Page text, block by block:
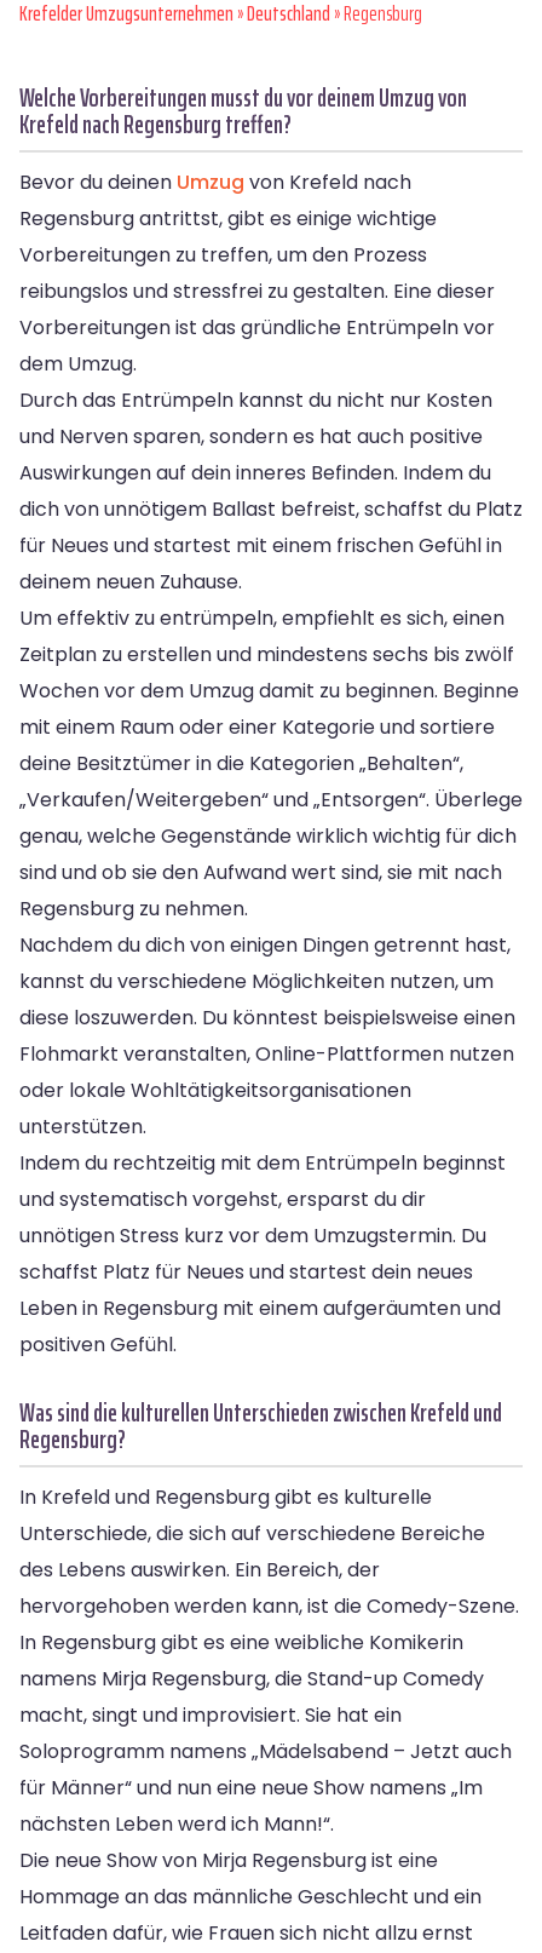
Krefelder Umzugsunternehmen»Deutschland» Regensburg
Welche Vorbereitungen musst du vor deinem Umzug von
Krefeld nach Regensburg treffen?
Bevor du deinen Umzug von Krefeld nach
Regensburg antrittst, gibt es einige wichtige
Vorbereitungen zu treffen, um den Prozess
reibungslos und stressfrei zu gestalten. Eine dieser
Vorbereitungen ist das gründliche Entrümpeln vor
dem Umzug.
Durch das Entrümpeln kannst du nicht nur Kosten
und Nerven sparen, sondern es hat auch positive
Auswirkungen auf dein inneres Befinden. Indem du
dich von unnötigem Ballast befreist, schaffst du Platz
für Neues und startest mit einem frischen Gefühl in
deinem neuen Zuhause.
Um effektiv zu entrümpeln, empfiehlt es sich, einen
Zeitplan zu erstellen und mindestens sechs bis zwölf
Wochen vor dem Umzug damit zu beginnen. Beginne
mit einem Raum oder einer Kategorie und sortiere
deine Besitztümer in die Kategorien „Behalten“,
„Verkaufen/Weitergeben“ und „Entsorgen“. Überlege
genau, welche Gegenstände wirklich wichtig für dich
sind und ob sie den Aufwand wert sind, sie mit nach
Regensburg zu nehmen.
Nachdem du dich von einigen Dingen getrennt hast,
kannst du verschiedene Möglichkeiten nutzen, um
diese loszuwerden. Du könntest beispielsweise einen
Flohmarkt veranstalten, Online-Plattformen nutzen
oder lokale Wohltätigkeitsorganisationen
unterstützen.
Indem du rechtzeitig mit dem Entrümpeln beginnst
und systematisch vorgehst, ersparst du dir
unnötigen Stress kurz vor dem Umzugstermin. Du
schaffst Platz für Neues und startest dein neues
Leben in Regensburg mit einem aufgeräumten und
positiven Gefühl.
Was sind die kulturellen Unterschieden zwischen Krefeld und
Regensburg?
In Krefeld und Regensburg gibt es kulturelle
Unterschiede, die sich auf verschiedene Bereiche
des Lebens auswirken. Ein Bereich, der
hervorgehoben werden kann, ist die Comedy-Szene.
In Regensburg gibt es eine weibliche Komikerin
namens Mirja Regensburg, die Stand-up Comedy
macht, singt und improvisiert. Sie hat ein
Soloprogramm namens „Mädelsabend – Jetzt auch
für Männer“ und nun eine neue Show namens „Im
nächsten Leben werd ich Mann!“.
Die neue Show von Mirja Regensburg ist eine
Hommage an das männliche Geschlecht und ein
Leitfaden dafür, wie Frauen sich nicht allzu ernst